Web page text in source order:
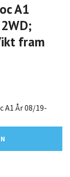
A1
fram
A1 År 08/19-